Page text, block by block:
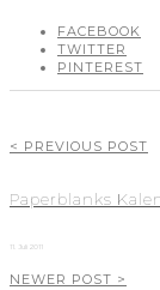
FACEBOOK
TWITTER
PINTEREST
< PREVIOUS POST
Paperblanks
11. Juli 2011
NEWER POST >